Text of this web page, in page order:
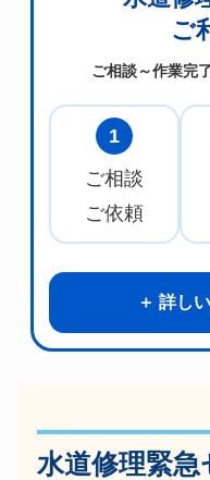
ご
ご相談～作業完
1
ご相談
ご依頼
詳し
水道修理緊